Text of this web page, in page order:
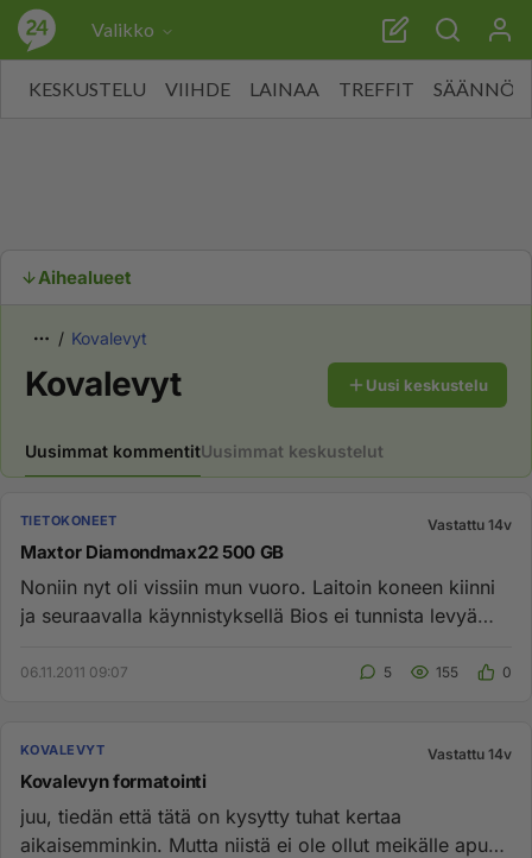
Valikko
KESKUSTELU VIIHDE LAINAA TREFFIT SÄÄNNÖT
Aihealueet
Kovalevyt
Kovalevyt Uusi keskustelu
Uusimmat kommentitUusimmat keskustelut
TIETOKONEET Vastattu 14v
Maxtor Diamondmax22 500 GB
Noniin nyt oli vissiin mun vuoro. Laitoin koneen kiinni
ja seuraavalla käynnistyksellä Bios ei tunnista levyä
06.11.2011 09:07 5 155 0
KOVALEVYT Vastattu 14v
Kovalevyn formatointi
juu, tiedän että tätä on kysytty tuhat kertaa
aikaisemminkin. Mutta niistä ei ole ollut meikälle apua.